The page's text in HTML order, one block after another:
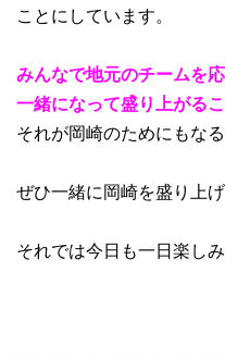
ことにしています。
みんなで地元のチームを
一緒になって盛り上がる
それが岡崎のためにもなる
ぜひ一緒に岡崎を盛り上
それでは今日も一日楽し